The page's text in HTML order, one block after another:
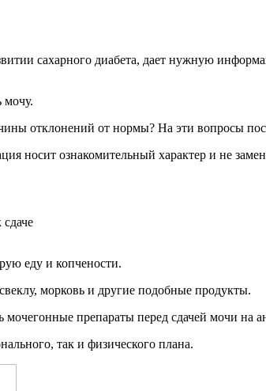
сахарного диабета, дает нужную
мочу.
отклонений от нормы? На эти вопросы
носит ознакомительный характер и не
еду и копчености.
морковь и другие подобные продукты.
препараты перед сдачей мочи на
так и физического плана.